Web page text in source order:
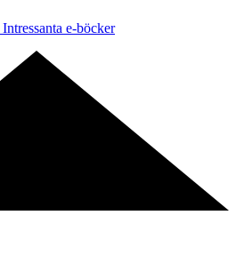
Intressanta e-böcker